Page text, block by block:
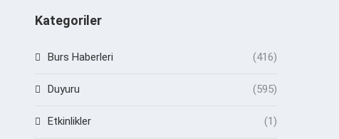
Kategoriler
Burs Haberleri (416)
Duyuru (595)
Etkinlikler (1)